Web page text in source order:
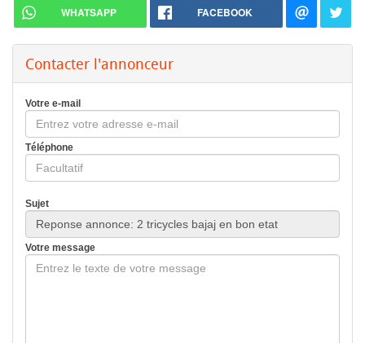
WHATSAPP FACEBOOK
Contacter l'annonceur
Votre e-mail
Téléphone
Sujet
Votre message